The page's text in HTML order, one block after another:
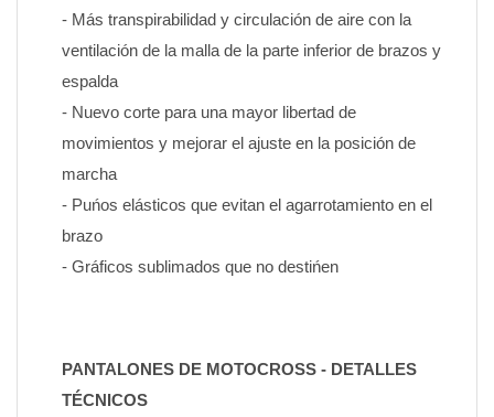
- Más transpirabilidad y circulación de aire con la
ventilación de la malla de la parte inferior de brazos y
espalda
- Nuevo corte para una mayor libertad de
movimientos y mejorar el ajuste en la posición de
marcha
- Puńos elásticos que evitan el agarrotamiento en el
brazo
- Gráficos sublimados que no destińen
PANTALONES DE MOTOCROSS - DETALLES
TÉCNICOS